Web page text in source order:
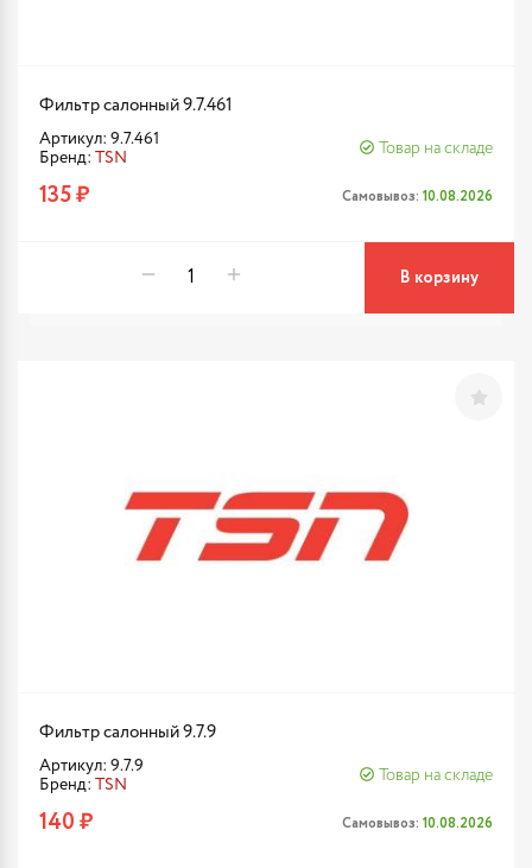
Фильтр салонный 9.7.461
Артикул: 9.7.461
Бренд: TSN
Товар на складе
135 ₽ Самовывоз: 10.08.2026
В корзину
Фильтр салонный 9.7.9
Артикул: 9.7.9
Бренд: TSN
Товар на складе
140 ₽ Самовывоз: 10.08.2026